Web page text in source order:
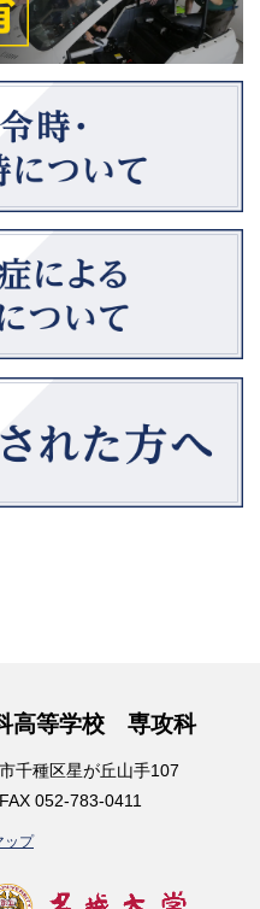
高等学校 専攻科
千種区星が丘山手107
052-783-0411
ップ